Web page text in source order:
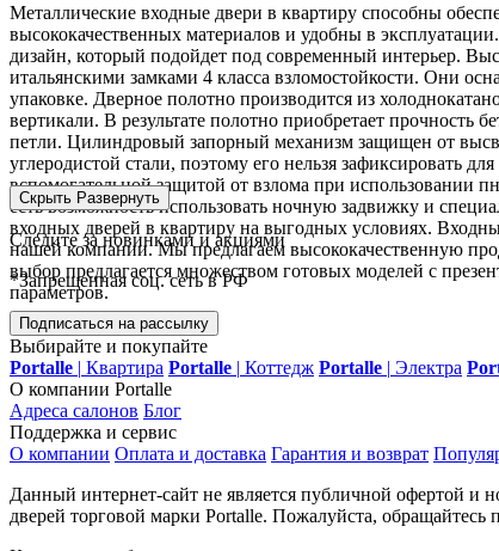
Металлические входные двери в квартиру способны
высококачественных материалов и удобны в
дизайн, который подойдет под современный интерьер.
итальянскими замками 4 класса взломостойкости. Они
упаковке. Дверное полотно производится из
вертикали. В результате полотно приобретает
петли. Цилиндровый запорный механизм защищен от
углеродистой стали, поэтому его нельзя зафиксировать
вспомогательной защитой от взлома при использовании
есть возможность использовать ночную задвижку и
входных дверей в квартиру на выгодных условиях.
нашей компании. Мы предлагаем высококачественную
выбор предлагается множеством готовых моделей с
параметров.
Скрыть Развернуть
Следите за новинками и акциями
*Запрещенная соц. сеть в РФ
Подписаться на рассылку
Выбирайте и покупайте
Portalle | Квартира Portalle | Коттедж Portalle | Электра
О компании Portalle
Адреса салонов Блог
Поддержка и сервис
О компании Оплата и доставка Гарантия и возврат
Данный интернет-сайт не является публичной офертой
дверей торговой марки Portalle. Пожалуйста, обращайтесь